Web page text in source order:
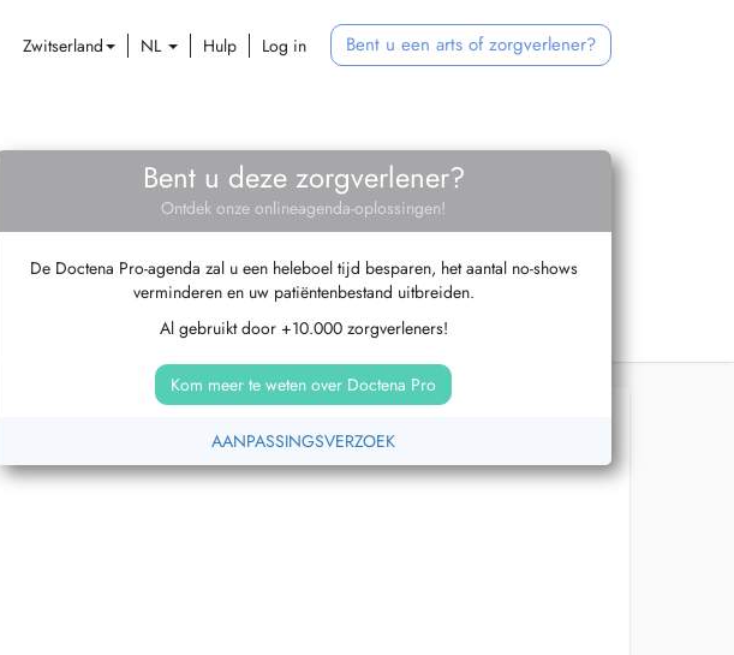
Zwitserland NL Hulp Log in Bent u een arts of zorgverlener?
Bent u deze zorgverlener?
Ontdek onze onlineagenda-oplossingen!
De Doctena Pro-agenda zal u een heleboel tijd besparen, het aantal no-shows
verminderen en uw patiëntenbestand uitbreiden.
Al gebruikt door +10.000 zorgverleners!
Kom meer te weten over Doctena Pro
AANPASSINGSVERZOEK